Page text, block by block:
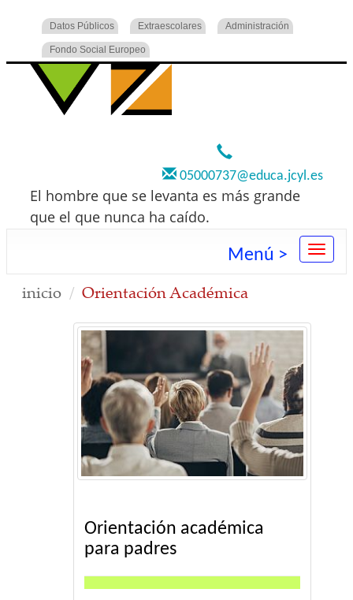
Datos Públicos Extraescolares Administración
Fondo Social Europeo
05000737@educa.jcyl.es
El hombre que se levanta es más grande
que el que nunca ha caído.
Menú >
inicio Orientación Académica
Orientación académica
para padres